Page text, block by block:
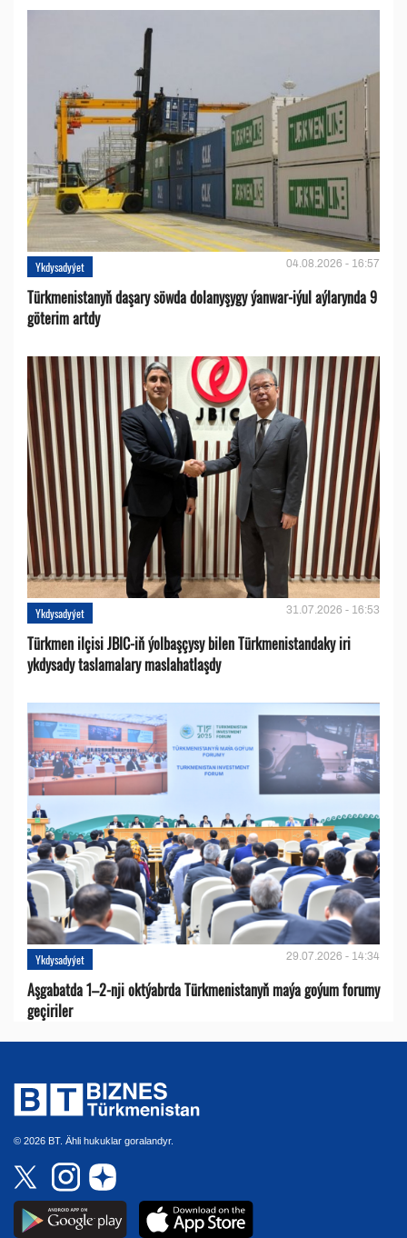
Ykdysadyýet 04.08.2026 - 16:57
Türkmenistanyň daşary söwda dolanyşygy ýanwar-iýul aýlarynda 9
göterim artdy
Ykdysadyýet 31.07.2026 - 16:53
Türkmen ilçisi JBIC-iň ýolbaşçysy bilen Türkmenistandaky iri
ykdysady taslamalary maslahatlaşdy
Ykdysadyýet 29.07.2026 - 14:34
Aşgabatda 1–2-nji oktýabrda Türkmenistanyň maýa goýum forumy
geçiriler
© 2026 BT. Ähli hukuklar goralandyr.